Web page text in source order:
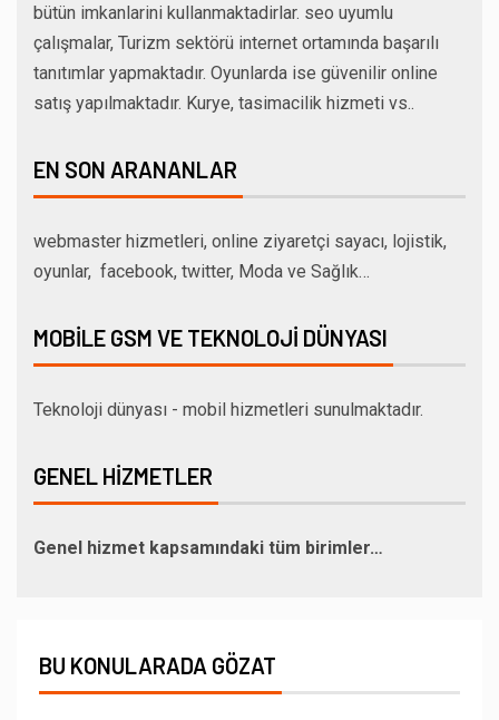
bütün imkanlarini kullanmaktadirlar. seo uyumlu
çalışmalar, Turizm sektörü internet ortamında başarılı
tanıtımlar yapmaktadır. Oyunlarda ise güvenilir online
satış yapılmaktadır. Kurye, tasimacilik hizmeti vs..
EN SON ARANANLAR
webmaster hizmetleri, online ziyaretçi sayacı, lojistik,
oyunlar, facebook, twitter, Moda ve Sağlık…
MOBILE GSM VE TEKNOLOJI DÜNYASI
Teknoloji dünyası - mobil hizmetleri sunulmaktadır.
GENEL HIZMETLER
Genel hizmet kapsamındaki tüm birimler…
BU KONULARADA GÖZAT